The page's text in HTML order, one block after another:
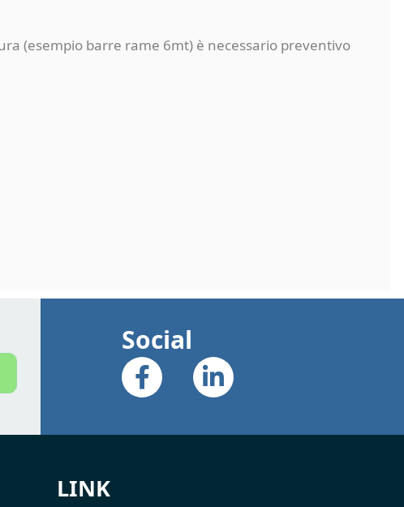
(esempio barre rame 6mt) è necessario preventivo
Social
LINK